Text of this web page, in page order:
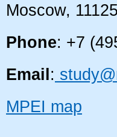
Moscow,
Phone: +7
Email :
MPEI map